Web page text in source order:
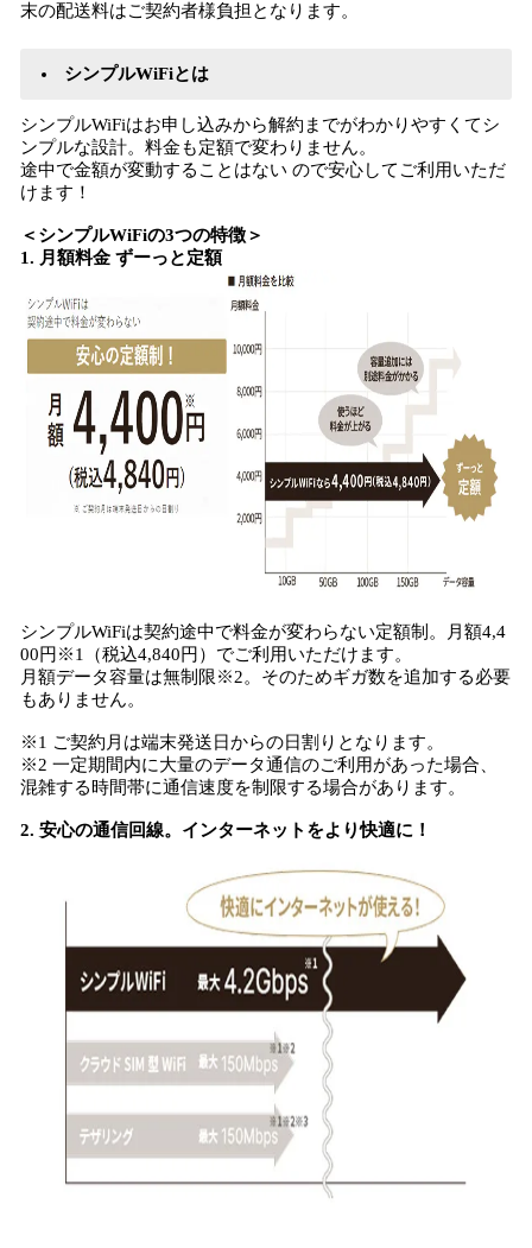
末の配送料はご契約者様負担となります。
シンプルWiFiとは
シンプルWiFiはお申し込みから解約までがわかりやすくてシ
ンプルな設計。料金も定額で変わりません。
途中で金額が変動することはない ので安心してご利用いただ
けます！
＜シンプルWiFiの3つの特徴＞
1. 月額料金 ずーっと定額
シンプルWiFiは契約途中で料金が変わらない定額制。月額4,4
00円※1（税込4,840円）でご利用いただけます。
月額データ容量は無制限※2。そのためギガ数を追加する必要
もありません。
※1 ご契約月は端末発送日からの日割りとなります。
※2 一定期間内に大量のデータ通信のご利用があった場合、
混雑する時間帯に通信速度を制限する場合があります。
2. 安心の通信回線。インターネットをより快適に！